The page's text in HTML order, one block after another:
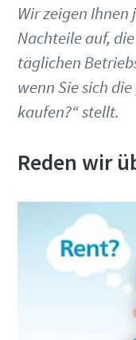
Wir zeigen Ihnen
Nachteile auf,
täglichen
wenn Sie sich
kaufen?“ stellt.
Reden wir